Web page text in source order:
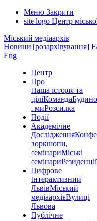
Меню Закрити
site logo Центр міської
Міський медіаархів
Новини [розархівування]
Eng
Центр
Про
Наша історія та
ціліКоманда
і миРозсилка
Події
Академічне
Дослідження
воркшопи,
семінариМіські
семінариРезиденції
Цифрове
Інтерактивний
ЛьвівМіський
медіаархівВулиці
Львова
Публічне